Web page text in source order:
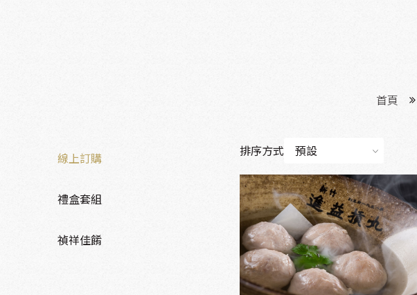
首頁
線上訂購
禮盒套組
禎祥佳餚
排序方式 預設